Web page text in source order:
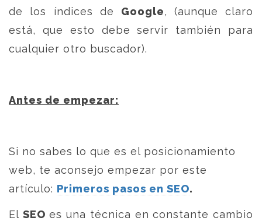
de los índices de Google,
(aunque claro
está, que esto debe servir también para
cualquier otro buscador).
Antes de empezar:
Si no sabes lo que es el posicionamiento
web, te aconsejo empezar por este
artículo: Primeros pasos en SEO.
El SEO es una técnica en constante cambio